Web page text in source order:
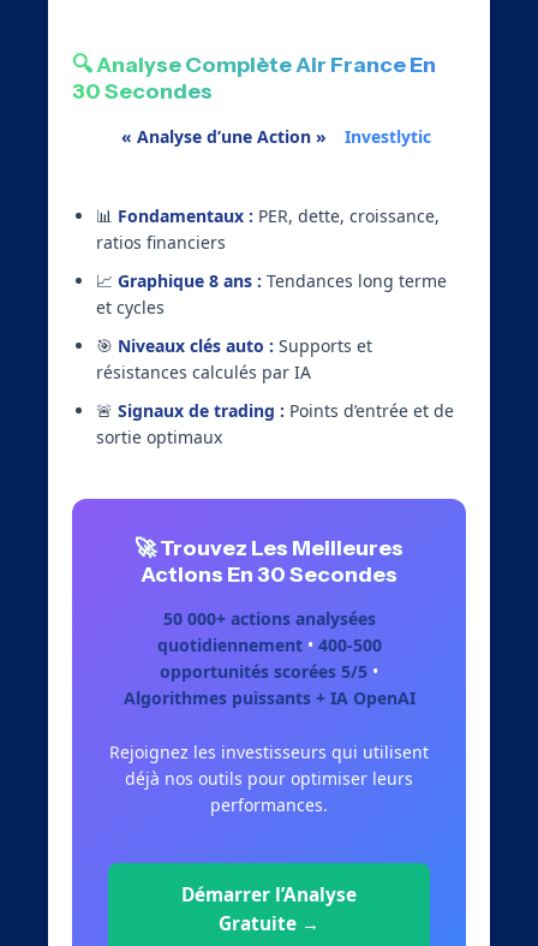
🔍 Analyse Complète Air France En
30 Secondes
« Analyse d’une Action »
Investlytic
📊 Fondamentaux : PER, dette, croissance,
ratios financiers
📈 Graphique 8 ans : Tendances long terme
et cycles
🎯 Niveaux clés auto : Supports et
résistances calculés par IA
🚨 Signaux de trading : Points d’entrée et de
sortie optimaux
🚀 Trouvez Les Meilleures
Actions En 30 Secondes
50 000+ actions analysées
quotidiennement• 400-500
opportunités scorées 5/5 •
Algorithmes puissants + IA OpenAI
Rejoignez les investisseurs qui utilisent
déjà nos outils pour optimiser leurs
performances.
Démarrer l’Analyse
Gratuite →